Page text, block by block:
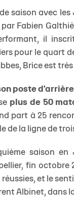
saison avec
Fabien
il
pour le quart
Brice est
poste d'arrière
plus de 50
part à 25
de la ligne de
saison
fin octobre
réussies, et le
Albinet, dans